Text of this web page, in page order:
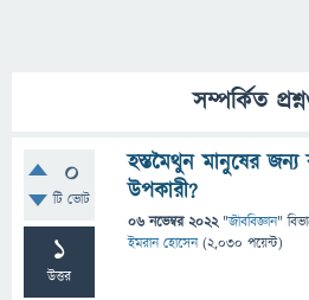
সম্পর্কিত
0
টি ভোট
1
উত্তর
হস্তমৈথুন মানুষের
উপকারী?
06 নভেম্বর 2022 "জীববিজ্ঞান"
ইমরান হোসেন (2,030 পয়েন্ট)